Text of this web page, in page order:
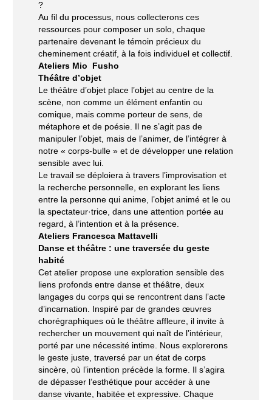
?
Au fil du processus, nous collecterons ces
ressources pour composer un solo, chaque
partenaire devenant le témoin précieux du
cheminement créatif, à la fois individuel et collectif.
AteliersMio Fusho
Théâtre d’objet
Le théâtre d’objet place l’objet au centre de la
scène, non comme un élément enfantin ou
comique, mais comme porteur de sens, de
métaphore et de poésie. Il ne s’agit pas de
manipuler l’objet, mais de l’animer, de l’intégrer à
notre « corps-bulle » et de développer une relation
sensible avec lui.
Le travail se déploiera à travers l’improvisation et
la recherche personnelle, en explorant les liens
entre la personne qui anime, l’objet animé et le ou
la spectateur·trice, dans une attention portée au
regard, à l’intention et à la présence.
AteliersFrancesca Mattavelli
Danse et théâtre : une traversée du geste
habité
Cet atelier propose une exploration sensible des
liens profonds entre danse et théâtre, deux
langages du corps qui se rencontrent dans l’acte
d’incarnation. Inspiré par de grandes œuvres
chorégraphiques où le théâtre affleure, il invite à
rechercher un mouvement qui naît de l’intérieur,
porté par une nécessité intime. Nous explorerons
le geste juste, traversé par un état de corps
sincère, où l’intention précède la forme. Il s’agira
de dépasser l’esthétique pour accéder à une
danse vivante, habitée et expressive. Chaque